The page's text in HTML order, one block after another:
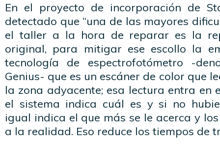
En el proyecto de incorporación de
detectado que “una de las mayores
el taller a la hora de reparar es la
original, para mitigar ese escollo la
tecnología de espectrofotómetro -
Genius- que es un escáner de color que
la zona adyacente; esa lectura entra en
el sistema indica cuál es y si no
igual indica el que más se le acerca y
a la realidad. Eso reduce los tiempos de